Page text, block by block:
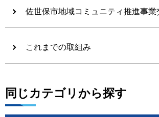
佐世保市地域コミュニティ推進事業
これまでの取組み
同じカテゴリから探す